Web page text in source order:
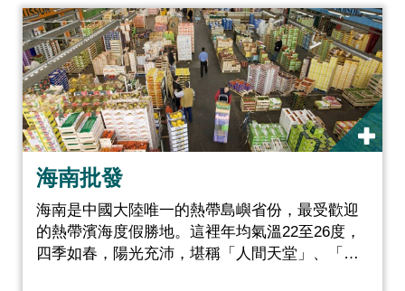
海南批發
海南是中國大陸唯一的熱帶島嶼省份，最受歡迎
的熱帶濱海度假勝地。這裡年均氣溫22至26度，
四季如春，陽光充沛，堪稱「人間天堂」、「南